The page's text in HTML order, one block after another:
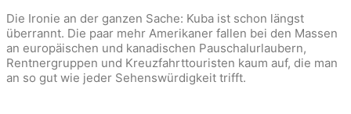
Die Ironie an der ganzen Sache: Kuba ist schon längst
überrannt. Die paar mehr Amerikaner fallen bei den Massen
an europäischen und kanadischen Pauschalurlaubern,
Rentnergruppen und Kreuzfahrttouristen kaum auf, die man
an so gut wie jeder Sehenswürdigkeit trifft.